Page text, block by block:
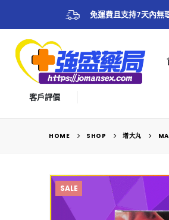
免運費且支持7天內無
客戶評價
HOME SHOP 增大丸
SALE